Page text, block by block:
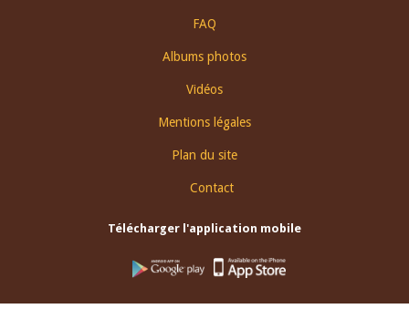
FAQ
Albums photos
Vidéos
Mentions légales
Plan du site
Contact
Télécharger l'application mobile